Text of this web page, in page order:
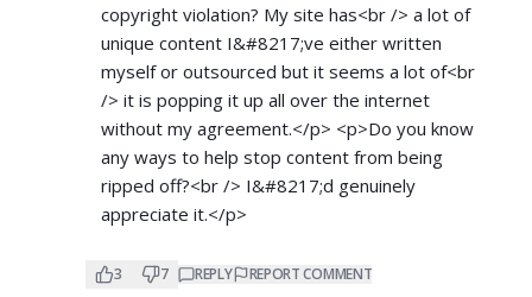
copyright violation? My site has<br /> a lot of
unique content I&#8217;ve either written
myself or outsourced but it seems a lot of<br
/> it is popping it up all over the internet
without my agreement.</p> <p>Do you know
any ways to help stop content from being
ripped off?<br /> I&#8217;d genuinely
appreciate it.</p>
3 7 REPLY REPORT COMMENT